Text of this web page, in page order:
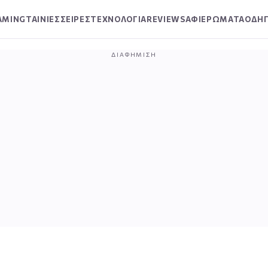
ΤΑΙΝΙΕΣΣΕΙΡΕΣΤΕΧΝΟΛΟΓΙΑREVIEWSΑΦΙΕΡΩΜΑΤΑ
ΔΙΑΦΉΜΙΣΗ